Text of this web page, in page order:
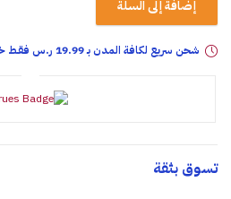
إضافة إلى السلة
شحن سريع لكافة المدن بـ 19.99 ر.س فقـط خلال:
تسوق بثقة